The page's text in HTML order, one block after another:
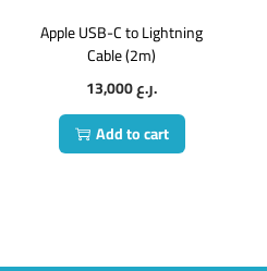
Apple USB-C to Lightning
Cable (2m)
13,000
ر.ع.
Add to cart